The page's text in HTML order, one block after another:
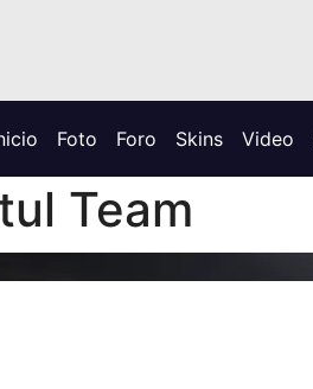
Foto Foro Skins Video
Team